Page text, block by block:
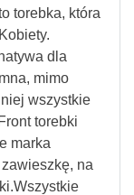
torebka, która
dla
mimo
wszystkie
torebki
marka
na